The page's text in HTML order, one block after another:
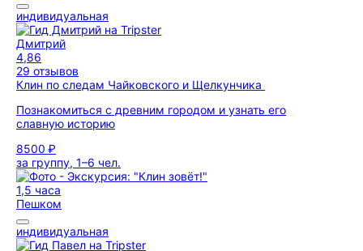
индивидуальная
Дмитрий
4,86
29 отзывов
Клин по следам Чайковского и Щелкунчика
Познакомиться с древним городом и узнать его
славную историю
8500 ₽
за группу, 1–6 чел.
1,5 часа
Пешком
индивидуальная